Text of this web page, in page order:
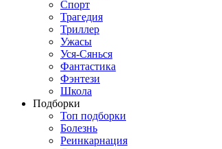
Спорт
Трагедия
Триллер
Ужасы
Уся-Сянься
Фантастика
Фэнтези
Школа
Подборки
Топ подборки
Болезнь
Реинкарнация